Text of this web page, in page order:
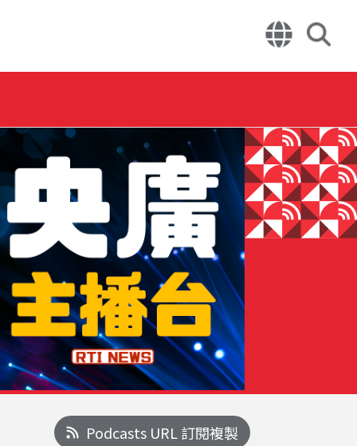
Podcasts URL 訂閱複製